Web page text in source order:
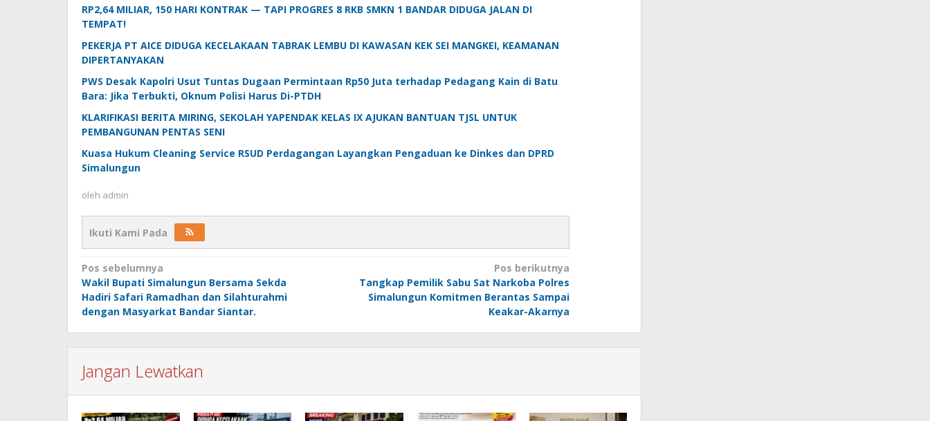
RP2,64 MILIAR, 150 HARI KONTRAK — TAPI PROGRES 8 RKB SMKN 1 BANDAR DIDUGA JALAN DI
TEMPAT!
PEKERJA PT AICE DIDUGA KECELAKAAN TABRAK LEMBU DI KAWASAN KEK SEI MANGKEI, KEAMANAN
DIPERTANYAKAN
PWS Desak Kapolri Usut Tuntas Dugaan Permintaan Rp50 Juta terhadap Pedagang Kain di Batu
Bara: Jika Terbukti, Oknum Polisi Harus Di-PTDH
KLARIFIKASI BERITA MIRING, SEKOLAH YAPENDAK KELAS IX AJUKAN BANTUAN TJSL UNTUK
PEMBANGUNAN PENTAS SENI
Kuasa Hukum Cleaning Service RSUD Perdagangan Layangkan Pengaduan ke Dinkes dan DPRD
Simalungun
oleh admin
Ikuti Kami Pada
Navigasi
pos
Pos sebelumnya
Wakil Bupati Simalungun Bersama Sekda
Hadiri Safari Ramadhan dan Silahturahmi
dengan Masyarkat Bandar Siantar.
Pos berikutnya
Tangkap Pemilik Sabu Sat Narkoba Polres
Simalungun Komitmen Berantas Sampai
Keakar-Akarnya
Jangan Lewatkan